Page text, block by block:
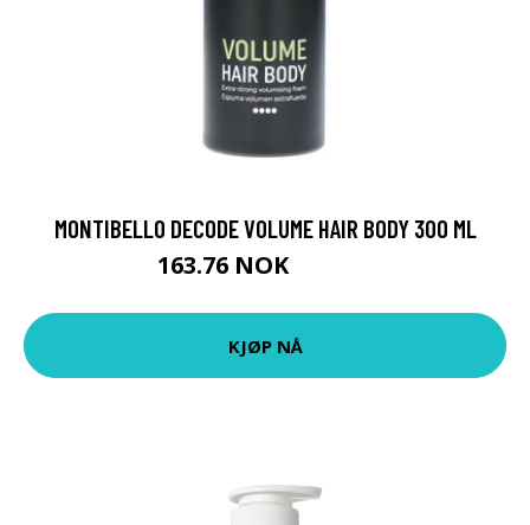
MONTIBELLO DECODE VOLUME HAIR BODY 300 ML
163.76 NOK
KJØP NÅ